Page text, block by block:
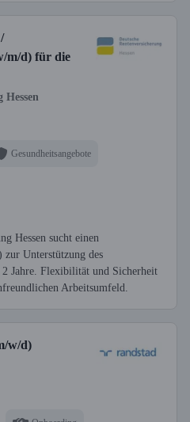
m/d) für die
Hessen
Gesundheitsangebote
Hessen sucht einen
zur Unterstützung des
Jahre. Flexibilität und Sicherheit
Arbeitsumfeld.
w/d)